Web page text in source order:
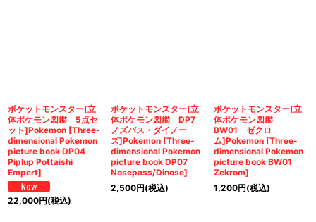
ポケットモンスター[立
体ポケモン図鑑 5点セ
ット]Pokemon [Three-
dimensional Pokemon
picture book DP04
Piplup Pottaishi
Empert]
22,000円(税込)
ポケットモンスター[立
体ポケモン図鑑 DP7
ノズパス・ダイノー
ズ]Pokemon [Three-
dimensional Pokemon
picture book DP07
Nosepass/Dinose]
2,500円(税込)
ポケットモンスター[立
体ポケモン図鑑
BW01 ゼクロ
ム]Pokemon [Three-
dimensional Pokemon
picture book BW01
Zekrom]
1,200円(税込)